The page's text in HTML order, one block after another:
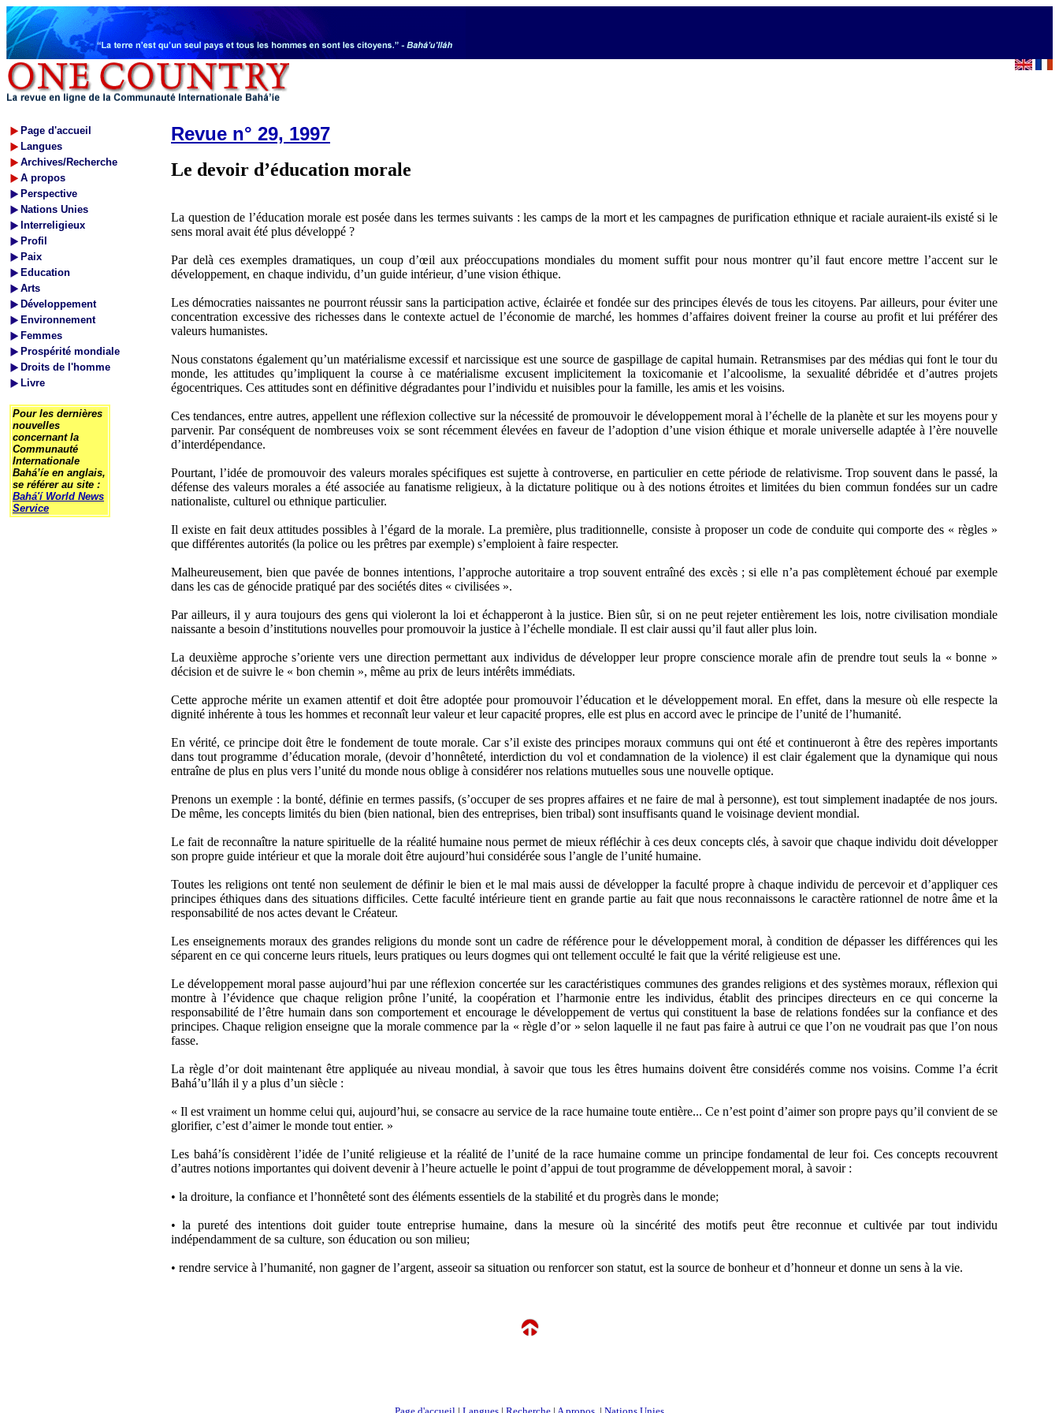
Page d'accueil
Langues
Archives/Recherche
A propos
Perspective
Nations Unies
Interreligieux
Profil
Paix
Education
Arts
Développement
Environnement
Femmes
Prospérité mondiale
Droits de l'homme
Livre
Pour les dernières
nouvelles
concernant la
Communauté
Internationale
Bahá’íe en anglais,
se référer au site :
Bahá'í World News
Service
Revue n° 29, 1997
Le devoir d’éducation morale
La question de l’éducation morale est posée dans les termes suivants : les camps de la mort et les campagnes de purification ethnique et raciale auraient-ils existé si le
sens moral avait été plus développé ?
Par delà ces exemples dramatiques, un coup d’œil aux préoccupations mondiales du moment suffit pour nous montrer qu’il faut encore mettre l’accent sur le
développement, en chaque individu, d’un guide intérieur, d’une vision éthique.
Les démocraties naissantes ne pourront réussir sans la participation active, éclairée et fondée sur des principes élevés de tous les citoyens. Par ailleurs, pour éviter une
concentration excessive des richesses dans le contexte actuel de l’économie de marché, les hommes d’affaires doivent freiner la course au profit et lui préférer des
valeurs humanistes.
Nous constatons également qu’un matérialisme excessif et narcissique est une source de gaspillage de capital humain. Retransmises par des médias qui font le tour du
monde, les attitudes qu’impliquent la course à ce matérialisme excusent implicitement la toxicomanie et l’alcoolisme, la sexualité débridée et d’autres projets
égocentriques. Ces attitudes sont en définitive dégradantes pour l’individu et nuisibles pour la famille, les amis et les voisins.
Ces tendances, entre autres, appellent une réflexion collective sur la nécessité de promouvoir le développement moral à l’échelle de la planète et sur les moyens pour y
parvenir. Par conséquent de nombreuses voix se sont récemment élevées en faveur de l’adoption d’une vision éthique et morale universelle adaptée à l’ère nouvelle
d’interdépendance.
Pourtant, l’idée de promouvoir des valeurs morales spécifiques est sujette à controverse, en particulier en cette période de relativisme. Trop souvent dans le passé, la
défense des valeurs morales a été associée au fanatisme religieux, à la dictature politique ou à des notions étroites et limitées du bien commun fondées sur un cadre
nationaliste, culturel ou ethnique particulier.
Il existe en fait deux attitudes possibles à l’égard de la morale. La première, plus traditionnelle, consiste à proposer un code de conduite qui comporte des « règles »
que différentes autorités (la police ou les prêtres par exemple) s’emploient à faire respecter.
Malheureusement, bien que pavée de bonnes intentions, l’approche autoritaire a trop souvent entraîné des excès ; si elle n’a pas complètement échoué par exemple
dans les cas de génocide pratiqué par des sociétés dites « civilisées ».
Par ailleurs, il y aura toujours des gens qui violeront la loi et échapperont à la justice. Bien sûr, si on ne peut rejeter entièrement les lois, notre civilisation mondiale
naissante a besoin d’institutions nouvelles pour promouvoir la justice à l’échelle mondiale. Il est clair aussi qu’il faut aller plus loin.
La deuxième approche s’oriente vers une direction permettant aux individus de développer leur propre conscience morale afin de prendre tout seuls la « bonne »
décision et de suivre le « bon chemin », même au prix de leurs intérêts immédiats.
Cette approche mérite un examen attentif et doit être adoptée pour promouvoir l’éducation et le développement moral. En effet, dans la mesure où elle respecte la
dignité inhérente à tous les hommes et reconnaît leur valeur et leur capacité propres, elle est plus en accord avec le principe de l’unité de l’humanité.
En vérité, ce principe doit être le fondement de toute morale. Car s’il existe des principes moraux communs qui ont été et continueront à être des repères importants
dans tout programme d’éducation morale, (devoir d’honnêteté, interdiction du vol et condamnation de la violence) il est clair également que la dynamique qui nous
entraîne de plus en plus vers l’unité du monde nous oblige à considérer nos relations mutuelles sous une nouvelle optique.
Prenons un exemple : la bonté, définie en termes passifs, (s’occuper de ses propres affaires et ne faire de mal à personne), est tout simplement inadaptée de nos jours.
De même, les concepts limités du bien (bien national, bien des entreprises, bien tribal) sont insuffisants quand le voisinage devient mondial.
Le fait de reconnaître la nature spirituelle de la réalité humaine nous permet de mieux réfléchir à ces deux concepts clés, à savoir que chaque individu doit développer
son propre guide intérieur et que la morale doit être aujourd’hui considérée sous l’angle de l’unité humaine.
Toutes les religions ont tenté non seulement de définir le bien et le mal mais aussi de développer la faculté propre à chaque individu de percevoir et d’appliquer ces
principes éthiques dans des situations difficiles. Cette faculté intérieure tient en grande partie au fait que nous reconnaissons le caractère rationnel de notre âme et la
responsabilité de nos actes devant le Créateur.
Les enseignements moraux des grandes religions du monde sont un cadre de référence pour le développement moral, à condition de dépasser les différences qui les
séparent en ce qui concerne leurs rituels, leurs pratiques ou leurs dogmes qui ont tellement occulté le fait que la vérité religieuse est une.
Le développement moral passe aujourd’hui par une réflexion concertée sur les caractéristiques communes des grandes religions et des systèmes moraux, réflexion qui
montre à l’évidence que chaque religion prône l’unité, la coopération et l’harmonie entre les individus, établit des principes directeurs en ce qui concerne la
responsabilité de l’être humain dans son comportement et encourage le développement de vertus qui constituent la base de relations fondées sur la confiance et des
principes. Chaque religion enseigne que la morale commence par la « règle d’or » selon laquelle il ne faut pas faire à autrui ce que l’on ne voudrait pas que l’on nous
fasse.
La règle d’or doit maintenant être appliquée au niveau mondial, à savoir que tous les êtres humains doivent être considérés comme nos voisins. Comme l’a écrit
Bahá’u’lláh il y a plus d’un siècle :
« Il est vraiment un homme celui qui, aujourd’hui, se consacre au service de la race humaine toute entière... Ce n’est point d’aimer son propre pays qu’il convient de se
glorifier, c’est d’aimer le monde tout entier. »
Les bahá’ís considèrent l’idée de l’unité religieuse et la réalité de l’unité de la race humaine comme un principe fondamental de leur foi. Ces concepts recouvrent
d’autres notions importantes qui doivent devenir à l’heure actuelle le point d’appui de tout programme de développement moral, à savoir :
• la droiture, la confiance et l’honnêteté sont des éléments essentiels de la stabilité et du progrès dans le monde;
• la pureté des intentions doit guider toute entreprise humaine, dans la mesure où la sincérité des motifs peut être reconnue et cultivée par tout individu
indépendamment de sa culture, son éducation ou son milieu;
• rendre service à l’humanité, non gagner de l’argent, asseoir sa situation ou renforcer son statut, est la source de bonheur et d’honneur et donne un sens à la vie.